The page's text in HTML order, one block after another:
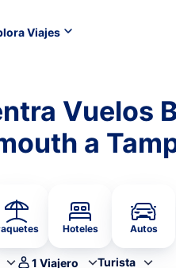
Viajes
Vuelos
a
Hoteles Autos
1 Viajero Turista